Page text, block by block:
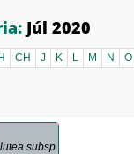
Júl 2020
H CH J K L M N O
subsp